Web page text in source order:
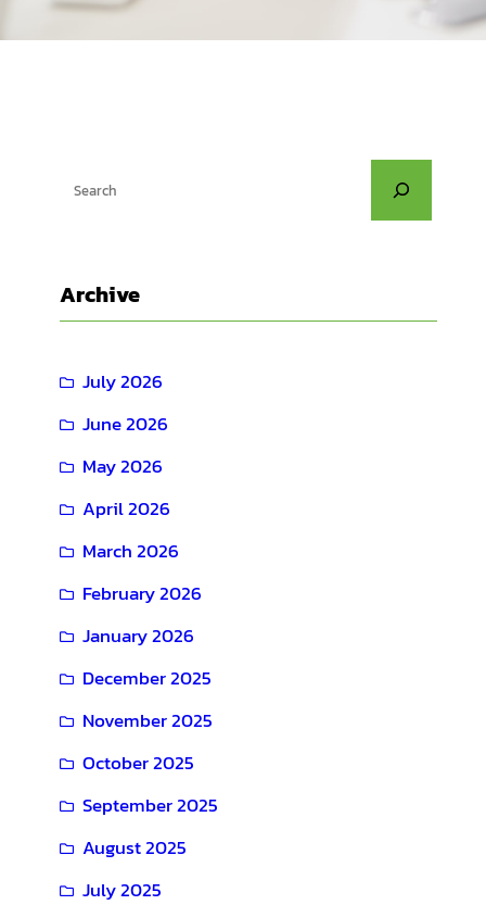
c
h
Archive
July 2026
June 2026
May 2026
April 2026
March 2026
February 2026
January 2026
December 2025
November 2025
October 2025
September 2025
August 2025
July 2025